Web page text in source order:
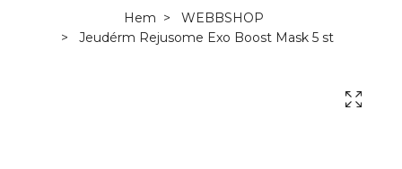
Hem
WEBBSHOP
Jeudérm Rejusome Exo Boost Mask 5 st